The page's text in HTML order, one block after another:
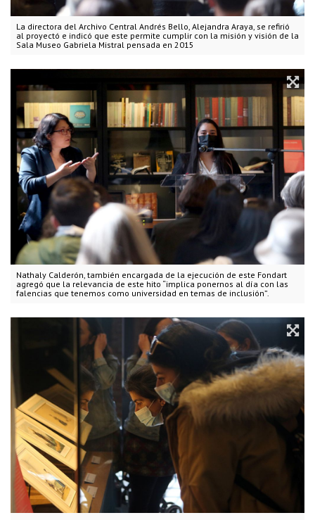
La directora del Archivo Central Andrés Bello, Alejandra Araya, se refirió
al proyectó e indicó que este permite cumplir con la misión y visión de la
Sala Museo Gabriela Mistral pensada en 2015
Nathaly Calderón, también encargada de la ejecución de este Fondart
agregó que la relevancia de este hito “implica ponernos al día con las
falencias que tenemos como universidad en temas de inclusión”.